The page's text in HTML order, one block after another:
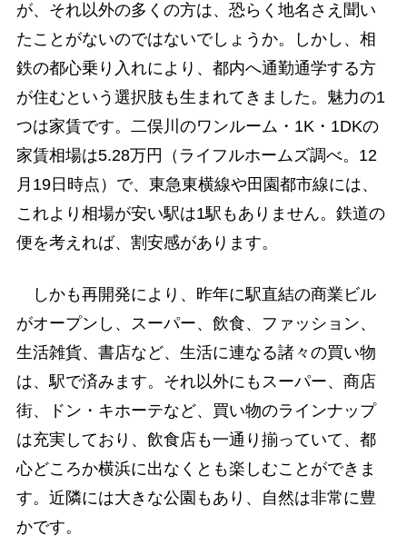
が、それ以外の多くの方は、恐らく地名さえ聞い
たことがないのではないでしょうか。しかし、相
鉄の都心乗り入れにより、都内へ通勤通学する方
が住むという選択肢も生まれてきました。魅力の1
つは家賃です。二俣川のワンルーム・1K・1DKの
家賃相場は5.28万円（ライフルホームズ調べ。12
月19日時点）で、東急東横線や田園都市線には、
これより相場が安い駅は1駅もありません。鉄道の
便を考えれば、割安感があります。
しかも再開発により、昨年に駅直結の商業ビル
がオープンし、スーパー、飲食、ファッション、
生活雑貨、書店など、生活に連なる諸々の買い物
は、駅で済みます。それ以外にもスーパー、商店
街、ドン・キホーテなど、買い物のラインナップ
は充実しており、飲食店も一通り揃っていて、都
心どころか横浜に出なくとも楽しむことができま
す。近隣には大きな公園もあり、自然は非常に豊
かです。